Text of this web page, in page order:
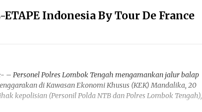
Indonesia By Tour De France
Personel Polres Lombok Tengah mengamankan jalur balap
di Kawasan Ekonomi Khusus (KEK) Mandalika, 20
kepolisian (Personil Polda NTB dan Polres Lombok Tengah),